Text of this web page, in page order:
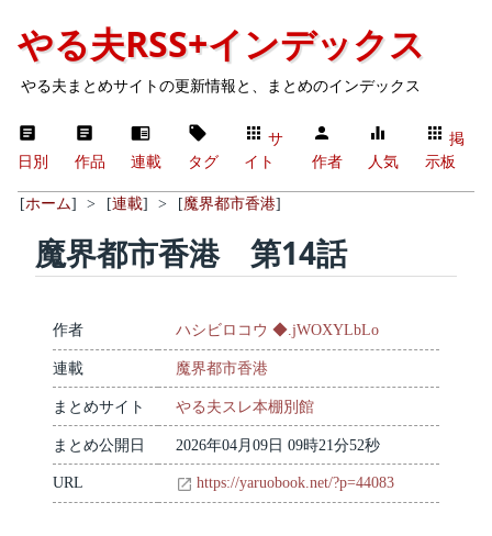
やる夫RSS+インデックス
やる夫まとめサイトの更新情報と、まとめのインデックス
日別 作品 連載 タグ
サ
イト
作者 人気
掲
示板
[ホーム] > [連載] > [魔界都市香港]
魔界都市香港 第14話
作者 ハシビロコウ ◆.jWOXYLbLo
連載 魔界都市香港
まとめサイト やる夫スレ本棚別館
まとめ公開日 2026年04月09日 09時21分52秒
URL https://yaruobook.net/?p=44083